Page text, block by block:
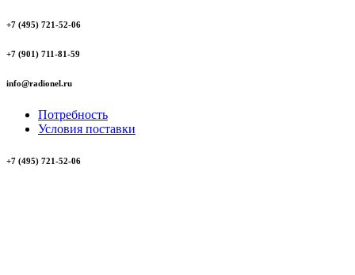
+7 (495) 721-52-06
+7 (901) 711-81-59
info@radionel.ru
Потребность
Условия поставки
+7 (495) 721-52-06